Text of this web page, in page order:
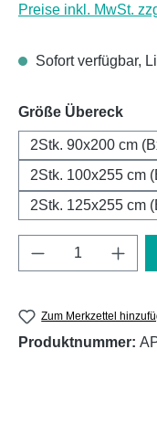
Preise inkl. MwSt.
Sofort verfügbar,
Größe Übereck
2Stk. 90x200 cm
2Stk. 100x255 cm
2Stk. 125x255 cm
Produkt
Zum Merkzettel
Produktnummer: